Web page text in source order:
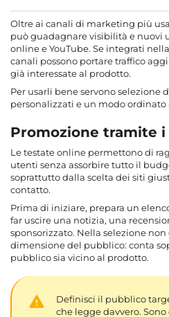
Oltre ai canali di marketing più
può guadagnare visibilità e nuovi
online e YouTube. Se integrati
canali possono portare traffico
già interessate al prodotto.
Per usarli bene servono selezione
personalizzati e un modo ordinato
Promozione tramite i
Le testate online permettono di
utenti senza assorbire tutto il
soprattutto dalla scelta dei siti
contatto.
Prima di iniziare, prepara un
far uscire una notizia, una
sponsorizzato. Nella selezione
dimensione del pubblico: conta
pubblico sia vicino al prodotto.
Definisci il pubblico
che legge davvero.